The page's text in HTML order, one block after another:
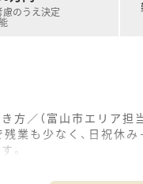
のうえ決定
方／（富山市エリア担
業も少なく、日祝休
。
について】